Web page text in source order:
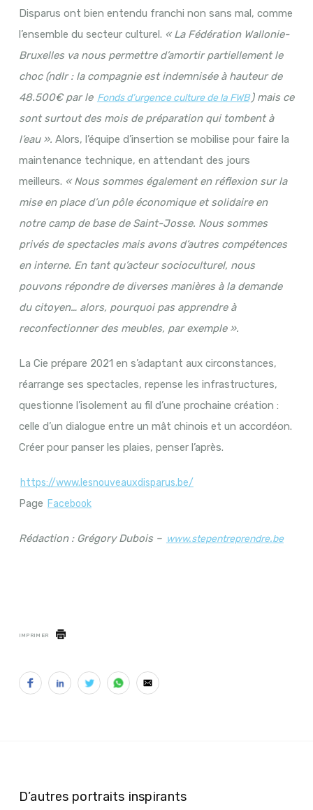
Disparus ont bien entendu franchi non sans mal, comme
l’ensemble du secteur culturel. « La Fédération Wallonie-
Bruxelles va nous permettre d’amortir partiellement le
choc (ndlr : la compagnie est indemnisée à hauteur de
48.500€ par le Fonds d’urgence culture de la FWB) mais ce
sont surtout des mois de préparation qui tombent à
l’eau ». Alors, l’équipe d’insertion se mobilise pour faire la
maintenance technique, en attendant des jours
meilleurs. « Nous sommes également en réflexion sur la
mise en place d’un pôle économique et solidaire en
notre camp de base de Saint-Josse. Nous sommes
privés de spectacles mais avons d’autres compétences
en interne. En tant qu’acteur socioculturel, nous
pouvons répondre de diverses manières à la demande
du citoyen… alors, pourquoi pas apprendre à
reconfectionner des meubles, par exemple ».
La Cie prépare 2021 en s’adaptant aux circonstances,
réarrange ses spectacles, repense les infrastructures,
questionne l’isolement au fil d’une prochaine création :
celle d’un dialogue entre un mât chinois et un accordéon.
Créer pour panser les plaies, penser l’après.
https://www.lesnouveauxdisparus.be/
Page Facebook
Rédaction : Grégory Dubois – www.stepentreprendre.be
IMPRIMER
D’autres portraits inspirants